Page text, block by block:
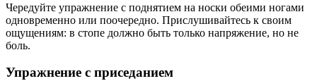
Чередуйте упражнение с поднятием на носки обеими ногами
одновременно или поочередно. Прислушивайтесь к своим
ощущениям: в стопе должно быть только напряжение, но не
боль.
Упражнение с приседанием